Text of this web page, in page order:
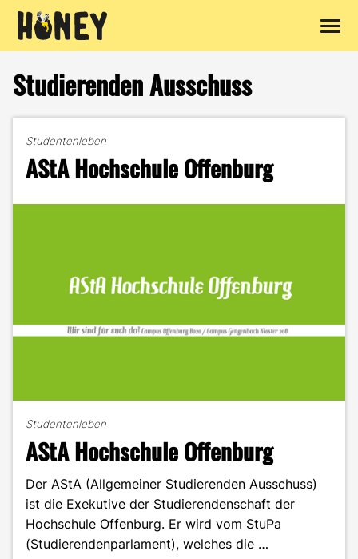
Inhalt
springen
Studierenden Ausschuss
Studentenleben
AStA Hochschule Offenburg
Studentenleben
AStA Hochschule Offenburg
Der AStA (Allgemeiner Studierenden Ausschuss)
ist die Exekutive der Studierendenschaft der
Hochschule Offenburg. Er wird vom StuPa
(Studierendenparlament), welches die …